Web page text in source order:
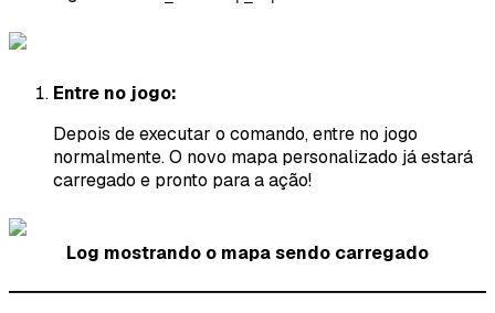
Entre no jogo:
Depois de executar o comando, entre no jogo
normalmente. O novo mapa personalizado já estará
carregado e pronto para a ação!
Log mostrando o mapa sendo carregado